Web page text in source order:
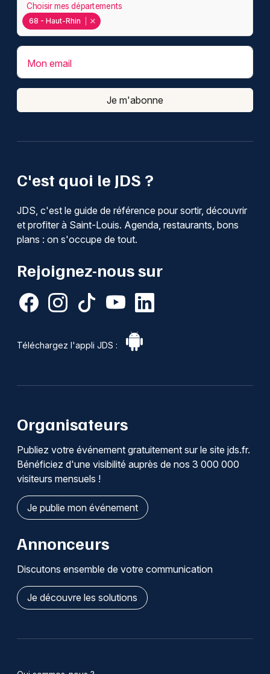
C'est quoi le JDS ?
JDS, c'est le guide de référence pour sortir, découvrir
et profiter à Saint-Louis. Agenda, restaurants, bons
plans : on s'occupe de tout.
Rejoignez-nous sur
Téléchargez l'appli JDS :
68 - Haut-Rhin
Choisir mes départements
Mon email
Je m'abonne
Organisateurs
Publiez votre événement gratuitement sur le site jds.fr.
Bénéficiez d'une visibilité auprès de nos 3 000 000
visiteurs mensuels !
Je publie mon événement
Annonceurs
Discutons ensemble de votre communication
Je découvre les solutions